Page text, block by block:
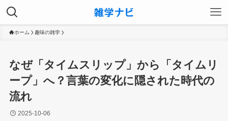
ホーム 趣味の雑学
なぜ「タイムスリップ」から「タイムリ
ープ」へ？言葉の変化に隠された時代の
流れ
2025-10-06